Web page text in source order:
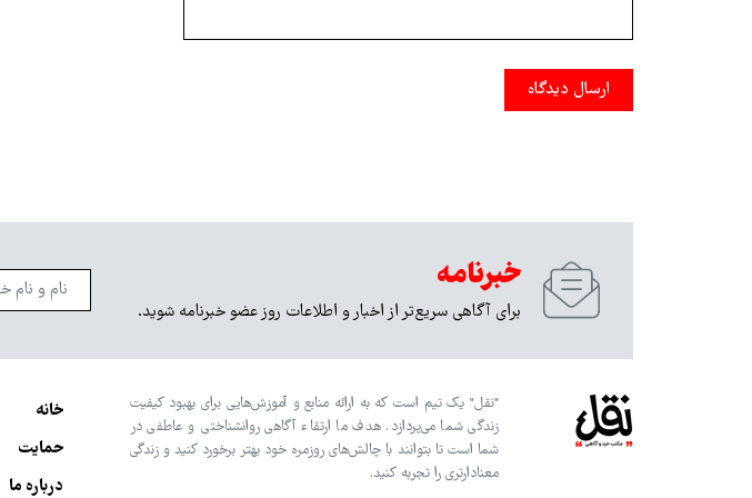
ارسال دیدگاه
خبرنامه
برای آگاهی سریع‌تر از اخبار و اطلاعات روز عضو خبرنامه شوید.
"نقل" یک تیم است که به ارائه منابع و آموزش‌هایی برای بهبود کیفیت
زندگی شما می‌پردازد. هدف ما ارتقاء آگاهی روانشناختی و عاطفی در
شما است تا بتوانند با چالش‌های روزمره خود بهتر برخورد کنید و زندگی
معنادارتری را تجربه کنید.
خانه
حمایت
درباره ما